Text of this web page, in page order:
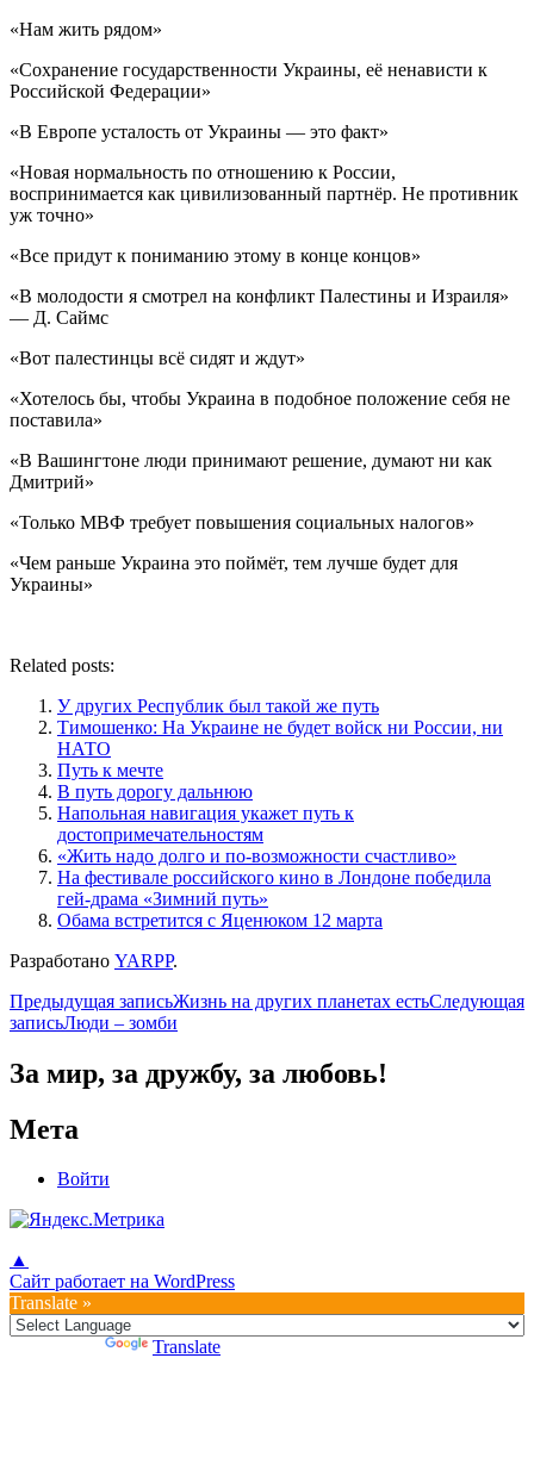
«Нам жить рядом»
«Сохранение государственности Украины, её ненависти к
Российской Федерации»
«В Европе усталость от Украины — это факт»
«Новая нормальность по отношению к России,
воспринимается как цивилизованный партнёр. Не противник
уж точно»
«Все придут к пониманию этому в конце концов»
«В молодости я смотрел на конфликт Палестины и Израиля»
— Д. Саймс
«Вот палестинцы всё сидят и ждут»
«Хотелось бы, чтобы Украина в подобное положение себя не
поставила»
«В Вашингтоне люди принимают решение, думают ни как
Дмитрий»
«Только МВФ требует повышения социальных налогов»
«Чем раньше Украина это поймёт, тем лучше будет для
Украины»
Related posts:
У других Республик был такой же путь
Тимошенко: На Украине не будет войск ни России, ни
НАТО
Путь к мечте
В путь дорогу дальнюю
Напольная навигация укажет путь к
достопримечательностям
«Жить надо долго и по-возможности счастливо»
На фестивале российского кино в Лондоне победила
гей-драма «Зимний путь»
Обама встретится с Яценюком 12 марта
Разработано YARPP.
Навигация
по
записям
Предыдущая записьЖизнь на других планетах естьСледующая
записьЛюди – зомби
За мир, за дружбу, за любовь!
Мета
Войти
▲
Сайт работает на WordPress
Translate »
Translate